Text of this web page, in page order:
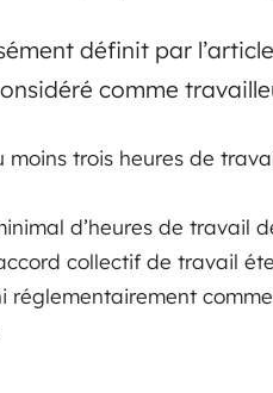
définit par
comme
trois heures de
d’heures de travail
collectif de travail